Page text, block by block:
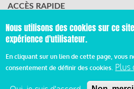
ACCÈS RAPIDE
Les abonnements
Les rencontres
Les ressources
© 2019 Miroir Social -
Nous utilisons des cookies sur ce
expérience d'utilisateur.
En cliquant sur un lien de cette page, vous
consentement de définir des cookies. Plus